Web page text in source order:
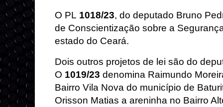
O PL 1018/23, do deputado Bruno
de Conscientização sobre a
estado do Ceará.
Dois outros projetos de lei são do
O 1019/23 denomina Raimundo
Bairro Vila Nova do município de
Orisson Matias a areninha no Bairro